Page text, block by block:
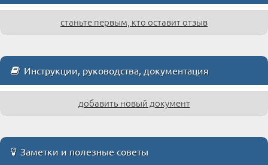
станьте первым, кто оставит отзыв
Инструкции, руководства, документация
добавить новый документ
Заметки и полезные советы